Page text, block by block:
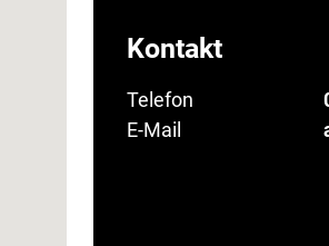
Kontakt
Telefon
E-Mail